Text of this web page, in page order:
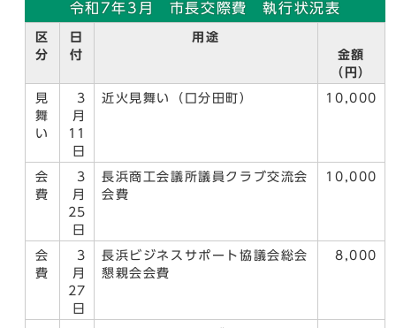
令和7年3月 市長交際費 執行状況表
区
分
日
付
用途
金額
（円）
見
舞
い
3
月
11
日
近火見舞い（口分田町） 10,000
会
費
3
月
25
日
長浜商工会議所議員クラブ交流会
会費
10,000
会
費
3
月
27
日
長浜ビジネスサポート協議会総会
懇親会会費
8,000